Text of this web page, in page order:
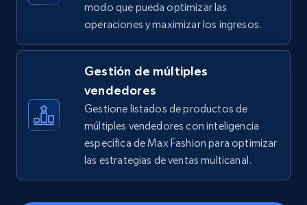
TikTok Shop - discover records by shop url
URL, Title, Available, Description, Currency, Initial
price, Final price, Discount percent, and more.
667+ Comenzar ahora
modo que pueda optimizar las
operaciones y maximizar los ingresos.
Gestión de múltiples
vendedores
Gestione listados de productos de
múltiples vendedores con inteligencia
específica de Max Fashion para optimizar
las estrategias de ventas multicanal.